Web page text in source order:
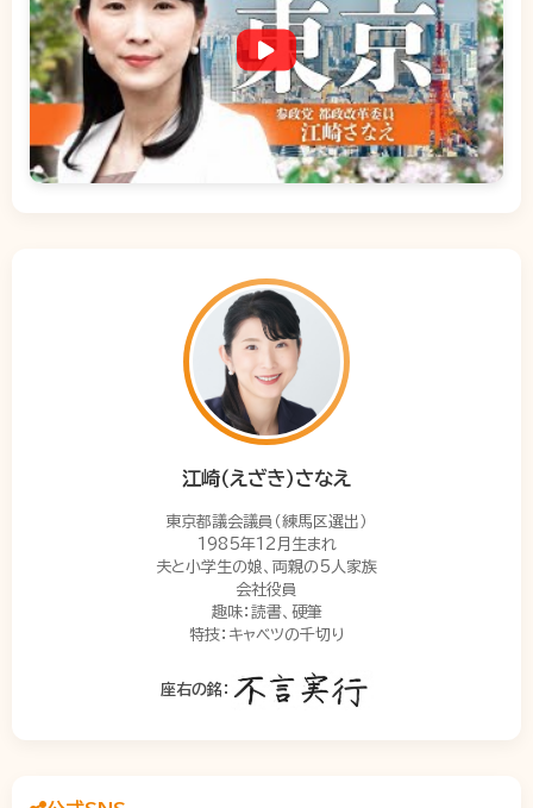
江崎（えざき）さなえ
東京都議会議員（練馬区選出）
1985年12月生まれ
夫と小学生の娘、両親の5人家族
会社役員
趣味：読書、硬筆
特技：キャベツの千切り
座右の銘：